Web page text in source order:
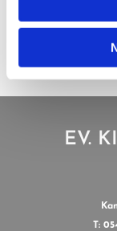
EV.
T: